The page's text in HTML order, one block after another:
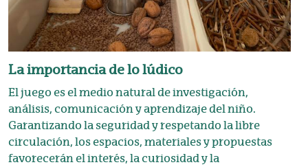
La importancia de lo lúdico
El juego es el medio natural de investigación,
análisis, comunicación y aprendizaje del niño.
Garantizando la seguridad y respetando la libre
circulación, los espacios, materiales y propuestas
favorecerán el interés, la curiosidad y la